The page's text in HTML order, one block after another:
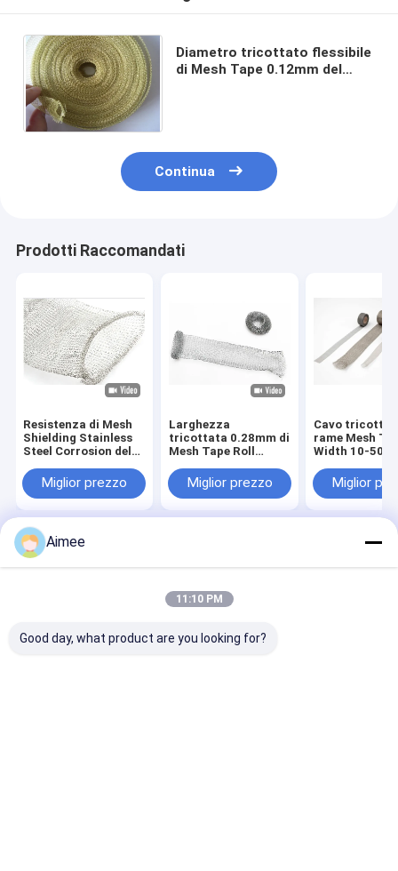
Diametro tricottato flessibile
di Mesh Tape 0.12mm del
Continua
Prodotti Raccomandati
Resistenza di Mesh
Shielding Stainless
Steel Corrosion del
Miglior prezzo
Larghezza
tricottata 0.28mm di
Mesh Tape Roll
acciaio inossidabile
su misura per
parassiti
Miglior prezzo
Cavo
rame Mesh
Width 10-
Sample
Miglior
Mappa del sito
Informativa sulla privacy
Rete metallica tricottataFabbrica cinese.Copyright © 2026
AnPing ZhaoTong Metals Netting Co.,Ltd. All Rights Reserved.
Aimee
11:10 PM
Good day, what product are you looking for?